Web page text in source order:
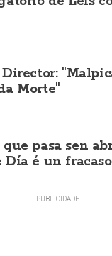
Director:
Morte"
pasa sen
Día é un